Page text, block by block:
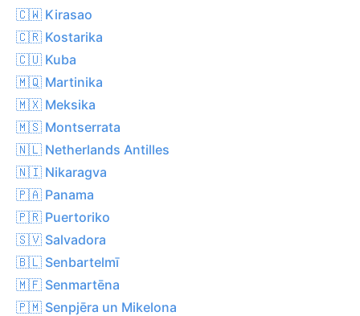
🇨🇼 Kirasao
🇨🇷 Kostarika
🇨🇺 Kuba
🇲🇶 Martinika
🇲🇽 Meksika
🇲🇸 Montserrata
🇳🇱 Netherlands Antilles
🇳🇮 Nikaragva
🇵🇦 Panama
🇵🇷 Puertoriko
🇸🇻 Salvadora
🇧🇱 Senbartelmī
🇲🇫 Senmartēna
🇵🇲 Senpjēra un Mikelona